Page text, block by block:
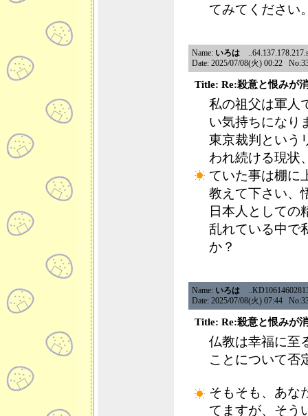
てみてください
Name: いろは
Date: 2025/07/08(火) 00:22
Title: Re:殺意と恨みが
私の祖父は軍人
い気持ちになり
東京裁判という
われ続ける現状
ていた事は棚に
教えて下さい、
日本人としての
乱れている中で
か？
Name: いろは
Date: 2025/07/08(火) 07:44
Title: Re:殺意と恨みが
仏教は幸福に至
ことについて否
そもそも、あな
てますが、そう